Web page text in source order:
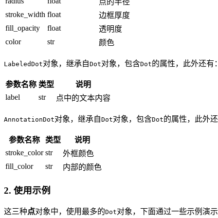
点的半径
stroke_width float
边框厚度
fill_opacity
float
透明度
color
str 颜色
LabeledDot对象，继承自Dot对象，包含Dot的属性，此外还有：
参数名称 类型
说明
label
str 点中的文本内容
AnnotationDot对象，继承自Dot对象，包含Dot的属性，此外还
参数名称 类型
说明
stroke_color str
外框颜色
fill_color
str 内部的颜色
2. 使用示例
这三种点对象中，使用最多的Dot对象，下面通过一些示例演示